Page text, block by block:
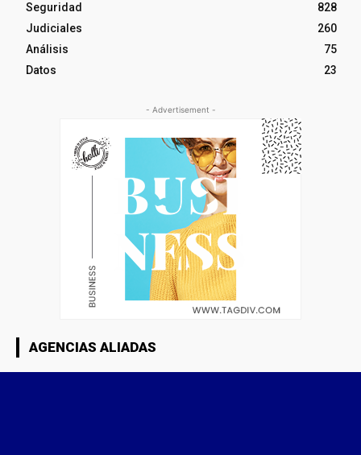
Seguridad
828
Judiciales
260
Análisis
75
Datos
23
- Advertisement -
AGENCIAS ALIADAS